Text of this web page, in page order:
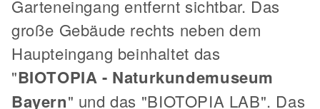
Garteneingang entfernt sichtbar. Das
große Gebäude rechts neben dem
Haupteingang beinhaltet das
"BIOTOPIA - Naturkundemuseum
Bayern" und das "BIOTOPIA LAB". Das